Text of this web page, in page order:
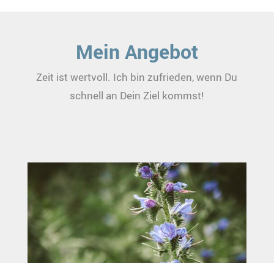
Mein Angebot
Zeit ist wertvoll. Ich bin zufrieden, wenn Du
schnell an Dein Ziel kommst!